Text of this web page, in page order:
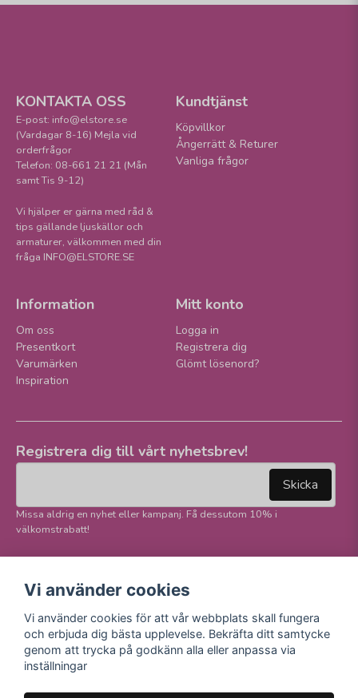
KONTAKTA OSS
E-post: info@elstore.se
(Vardagar 8-16) Mejla vid
orderfrågor
Telefon: 08-661 21 21 (Mån
samt Tis 9-12)
Vi hjälper er gärna med råd &
tips gällande ljuskällor och
armaturer, välkommen med din
fråga INFO@ELSTORE.SE
Kundtjänst
Köpvillkor
Ångerrätt & Returer
Vanliga frågor
Information
Om oss
Presentkort
Varumärken
Inspiration
Mitt konto
Logga in
Registrera dig
Glömt lösenord?
Registrera dig till vårt nyhetsbrev!
Skicka
Missa aldrig en nyhet eller kampanj. Få dessutom 10% i
välkomstrabatt!
sociala medier!
Facebook
Instagram
Youtube
E-handel
Vi använder cookies
Vi använder cookies för att vår webbplats skall fungera
och erbjuda dig bästa upplevelse. Bekräfta ditt samtycke
genom att trycka på godkänn alla eller anpassa via
inställningar